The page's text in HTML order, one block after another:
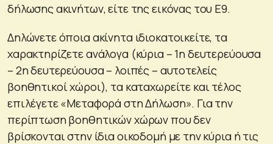
δήλωσης ακινήτων, είτε της εικόνας του Ε9.
Δηλώνετε όποια ακίνητα ιδιοκατοικείτε, τα
χαρακτηρίζετε ανάλογα (κύρια – 1η δευτερεύουσα
– 2η δευτερεύουσα – λοιπές – αυτοτελείς
βοηθητικοί χώροι), τα καταχωρείτε και τέλος
επιλέγετε «Μεταφορά στη Δήλωση». Για την
περίπτωση βοηθητικών χώρων που δεν
βρίσκονται στην ίδια οικοδομή με την κύρια ή τις